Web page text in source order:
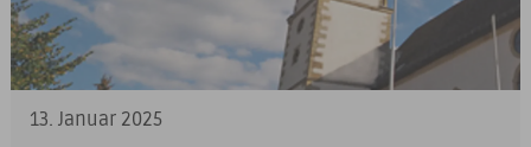
13. Januar 2025